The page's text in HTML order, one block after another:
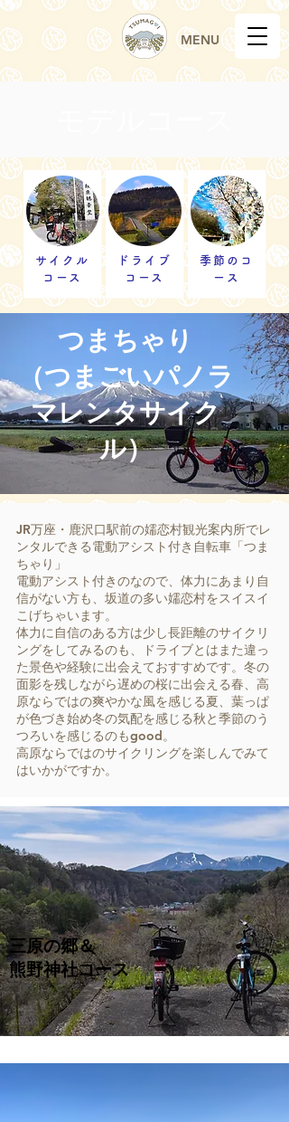
MENU
サイクル
コース
ドライブ
コース
季節のコ
ース
​つまちゃり
（つまごいパノラ
マレンタサイク
ル）
JR万座・鹿沢口駅前の嬬恋村観光案内所​でレ
ンタルできる電動アシスト付き自転車「つま
ちゃり」
電動アシスト付きのなので、体力にあまり自
信がない方も、坂道の多い嬬恋村をスイスイ
こげちゃいます。
体力に自信のある方は少し長距離のサイクリ
ングをしてみるのも、ドライブとはまた違っ
た景色や経験に出会えておすすめです。冬の
面影を残しながら遅めの桜に出会える春、高
原ならではの爽やかな風を感じる夏、葉っぱ
が色づき始め冬の気配を感じる秋と季節のう
つろいを感じるのもgood。
高原ならではのサイクリングを楽しんでみて
はいかがですか。​
三原の郷＆
熊野神社コース